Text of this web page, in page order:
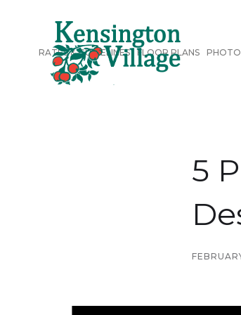
RATES & GUIDELINES FLOOR PLANS
5